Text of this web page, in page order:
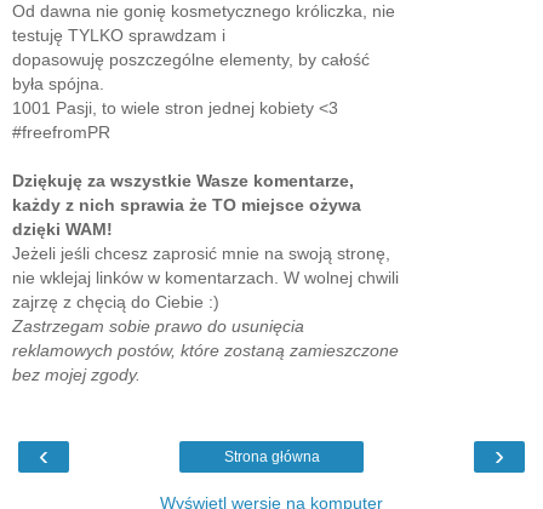
Od dawna nie gonię kosmetycznego króliczka, nie
testuję TYLKO sprawdzam i
dopasowuję poszczególne elementy, by całość
była spójna.
1001 Pasji, to wiele stron jednej kobiety <3
#freefromPR
Dziękuję za wszystkie Wasze komentarze,
każdy z nich sprawia że TO miejsce ożywa
dzięki WAM!
Jeżeli jeśli chcesz zaprosić mnie na swoją stronę,
nie wklejaj linków w komentarzach. W wolnej chwili
zajrzę z chęcią do Ciebie :)
Zastrzegam sobie prawo do usunięcia
reklamowych postów, które zostaną zamieszczone
bez mojej zgody.
‹ ›
Strona główna
Wyświetl wersję na komputer